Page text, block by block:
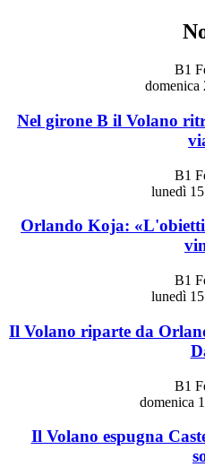
B1
domenica
Nel girone B il Volano
B1
lunedì
Orlando Koja:
B1
lunedì
Il Volano riparte da
B1
domenica
Il Volano espugna